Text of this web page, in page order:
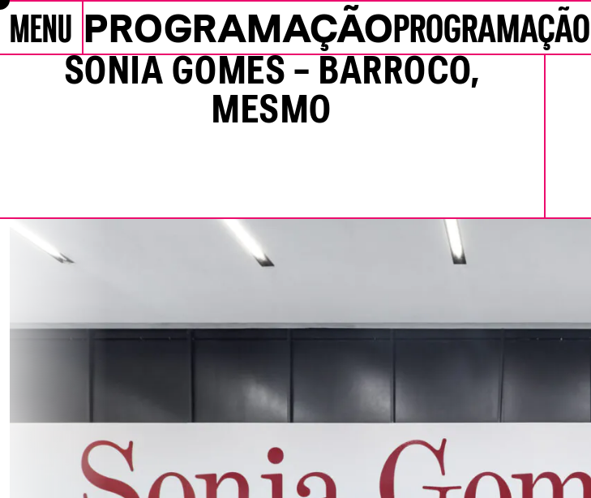
Pular para conteúdo
MENU Programação
PROGRAMAÇÃOPROGRAMAÇÃO
SONIA GOMES – BARROCO,
MESMO